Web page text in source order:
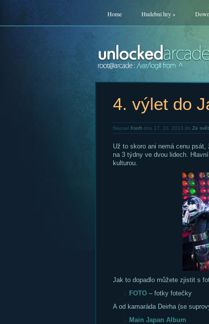
Home Hudební hry»
4. výlet do
Napsal Xsoftdne 17. 10. 2013 do Ze
Už to skoro ani nemá cenu psát,
na 3 týdny ve dvou lidech.
kulturou.
Jak to dopadlo můžete zjistit s
FOTO– fotky fotečky
A od kamaráda Deirha (se
Main Japan Album